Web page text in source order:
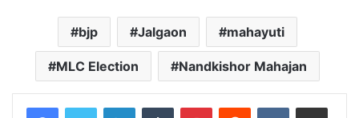
bjp Jalgaon mahayuti
MLC Election Nandkishor Mahajan
LinkedInTumblr PinterestReddit VKontakteShare via Email